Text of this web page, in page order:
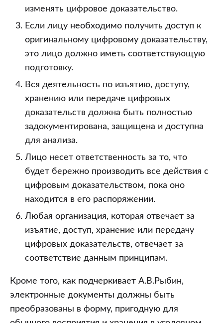
изменять цифровое доказательство.
Если лицу необходимо получить доступ к
оригинальному цифровому доказательству,
это лицо должно иметь соответствующую
подготовку.
Вся деятельность по изъятию, доступу,
хранению или передаче цифровых
доказательств должна быть полностью
задокументирована, защищена и доступна
для анализа.
Лицо несет ответственность за то, что
будет бережно производить все действия с
цифровым доказательством, пока оно
находится в его распоряжении.
Любая организация, которая отвечает за
изъятие, доступ, хранение или передачу
цифровых доказательств, отвечает за
соответствие данным принципам.
Кроме того, как подчеркивает А.В.Рыбин,
электронные документы должны быть
преобразованы в форму, пригодную для